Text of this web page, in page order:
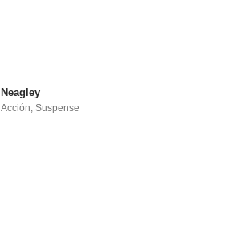
Neagley
Acción,Suspense